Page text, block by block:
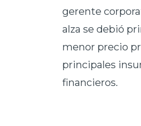
gerente
alza se debió
menor precio
principales
financieros.